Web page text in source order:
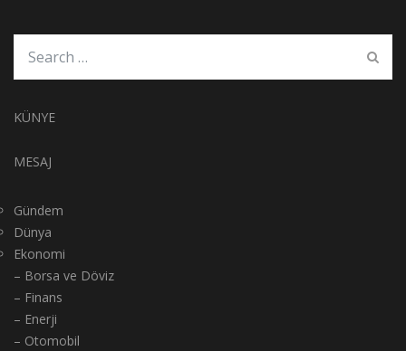
KÜNYE
MESAJ
Gündem
Dünya
Ekonomi
– Borsa ve Döviz
– Finans
– Enerji
– Otomobil